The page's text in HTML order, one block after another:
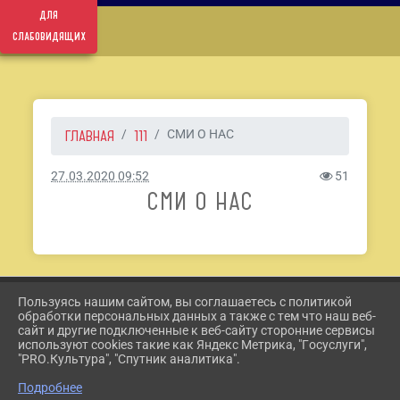
для
слабовидящих
ГЛАВНАЯ 111 СМИ О НАС
27.03.2020 09:52 51
СМИ О НАС
2026 Г. ETKUL-KULTURA.RU
ВХОД
КАРТА САЙТА
ПОЛИТИКА ОБРАБОТКИ ПЕРСОНАЛЬНЫХ ДАННЫХ
СДЕЛАНО НА KUBCMS
Пользуясь нашим сайтом, вы соглашаетесь с политикой
обработки персональных данных а также с тем что наш веб-
сайт и другие подключенные к веб-сайту сторонние сервисы
используют cookies такие как Яндекс Метрика, "Госуслуги",
"PRO.Культура", "Спутник аналитика".
Подробнее